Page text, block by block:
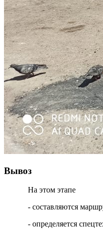
Вывоз
На этом этапе
- составляются
- определяется